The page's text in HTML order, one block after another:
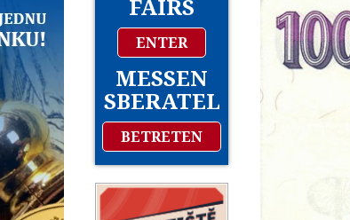
FAIRS
ENTER
MESSEN
SBERATEL
BETRETEN